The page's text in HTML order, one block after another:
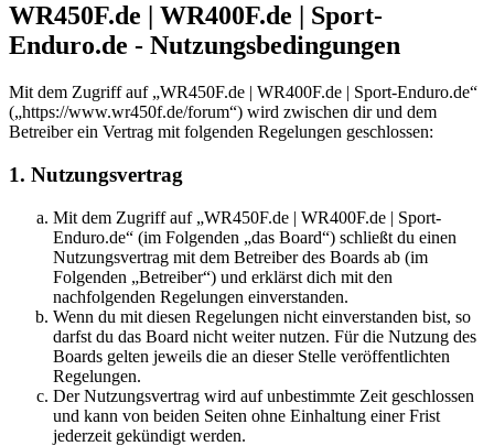
WR450F.de | WR400F.de | Sport-
Enduro.de - Nutzungsbedingungen
Mit dem Zugriff auf „WR450F.de | WR400F.de | Sport-Enduro.de“
(„https://www.wr450f.de/forum“) wird zwischen dir und dem
Betreiber ein Vertrag mit folgenden Regelungen geschlossen:
1. Nutzungsvertrag
Mit dem Zugriff auf „WR450F.de | WR400F.de | Sport-
Enduro.de“ (im Folgenden „das Board“) schließt du einen
Nutzungsvertrag mit dem Betreiber des Boards ab (im
Folgenden „Betreiber“) und erklärst dich mit den
nachfolgenden Regelungen einverstanden.
Wenn du mit diesen Regelungen nicht einverstanden bist, so
darfst du das Board nicht weiter nutzen. Für die Nutzung des
Boards gelten jeweils die an dieser Stelle veröffentlichten
Regelungen.
Der Nutzungsvertrag wird auf unbestimmte Zeit geschlossen
und kann von beiden Seiten ohne Einhaltung einer Frist
jederzeit gekündigt werden.